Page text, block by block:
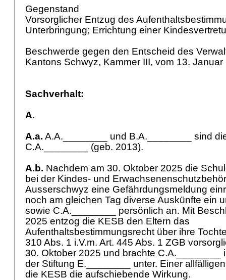
Gegenstand
Vorsorglicher Entzug des
Unterbringung; Errichtung einer
Beschwerde gegen den Entscheid des
Kantons Schwyz, Kammer III, vom 13.
Sachverhalt:
A.
A.a. A.A.________ und B.A.________ sind
C.A.________ (geb. 2013).
A.b. Nachdem am 30. Oktober 2025 die
bei der Kindes- und
Ausserschwyz eine Gefährdungsmeldung
noch am gleichen Tag diverse Auskünfte ein
sowie C.A.________ persönlich an. Mit
2025 entzog die KESB den Eltern das
Aufenthaltsbestimmungsrecht über ihre
310 Abs. 1 i.V.m. Art. 445 Abs. 1 ZGB
30. Oktober 2025 und brachte C.A.________
der Stiftung E.________ unter. Einer
die KESB die aufschiebende Wirkung.